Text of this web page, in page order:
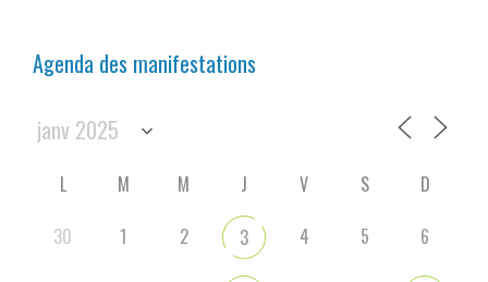
Agenda des manifestations
L M M J V S
D
30
1 2 3 4 5 6